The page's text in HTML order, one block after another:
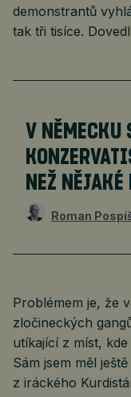
demonstrantů
tak tři tisíce.
V NĚMECKU
NEŽ
Roman
Problémem je, že
zločineckých
utíkající z míst,
Sám jsem měl
z iráckého